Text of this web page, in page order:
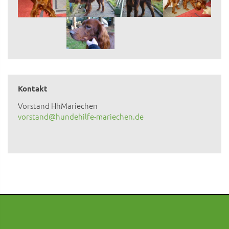
Kontakt
Vorstand HhMariechen
vorstand@hundehilfe-mariechen.de